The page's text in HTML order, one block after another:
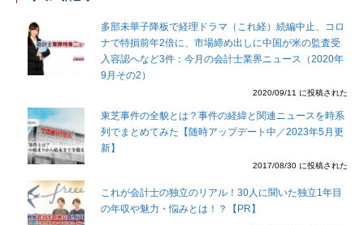
多部未華子降板で経理ドラマ（これ経）続編中止、コロ
ナで特損前年2倍に、市場締め出しに中国が米の監査受
入容認へなど3件：今月の会計士業界ニュース（2020年
9月その2）
2020/09/11 に投稿された
東芝事件の全貌とは？事件の経緯と関連ニュースを時系
列でまとめてみた【随時アップデート中／2023年5月更
新】
2017/08/30 に投稿された
これが会計士の独立のリアル！30人に聞いた独立1年目
の年収や魅力・悩みとは！？【PR】